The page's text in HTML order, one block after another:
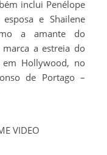
inclui Penélope
esposa e Shailene
a amante do
marca a estreia do
em Hollywood, no
de Portago –
VIDEO